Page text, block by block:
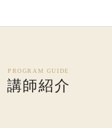
講師紹介